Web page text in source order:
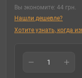
Вы экономите: 44 грн.
Нашли дешевле?
Хотите узнать, когда